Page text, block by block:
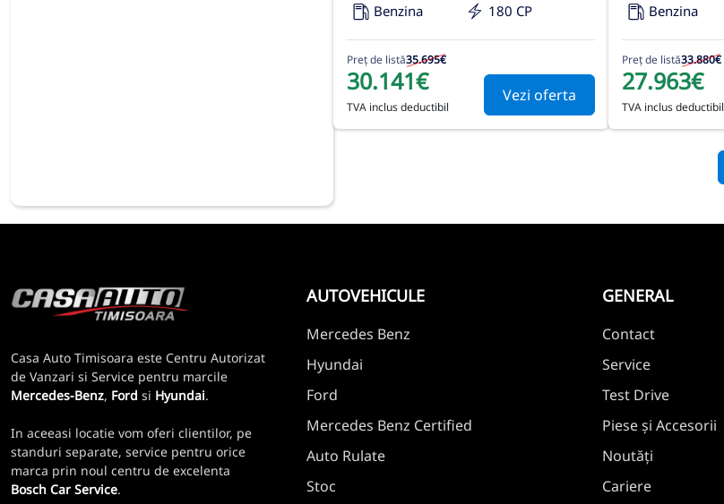
Benzina
180 CP
Preț de listă35.695€
30.141€
TVA inclus deductibil
Vezi oferta
Benzina
Preț de listă33.880€
27.963€
TVA inclus deductibil
Casa Auto Timisoara este Centru Autorizat
de Vanzari si Service pentru marcile
Mercedes-Benz, Ford si Hyundai.
In aceeasi locatie vom oferi clientilor, pe
standuri separate, service pentru orice
marca prin noul centru de excelenta
Bosch Car Service.
AUTOVEHICULE
Mercedes Benz
Hyundai
Ford
Mercedes Benz Certified
Auto Rulate
Stoc
GENERAL
Contact
Service
Test Drive
Piese și Accesorii
Noutăți
Cariere